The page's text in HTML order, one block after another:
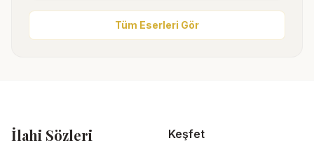
Tüm Eserleri Gör
İlahi Sözleri Keşfet